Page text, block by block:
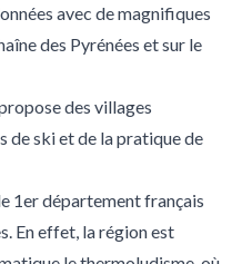
avec de magnifiques
des Pyrénées et sur le
des villages
de ski et de la pratique de
1er département français
En effet, la région est